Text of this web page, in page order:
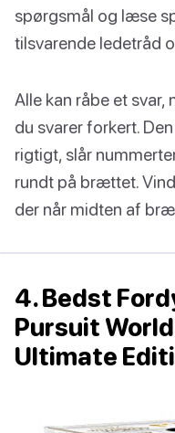
spørgsmål og læse
tilsvarende ledetråd
Alle kan råbe et svar,
du svarer forkert.
rigtigt, slår
rundt på brættet.
der når midten af
4. Bedst
Pursuit
Ultimate